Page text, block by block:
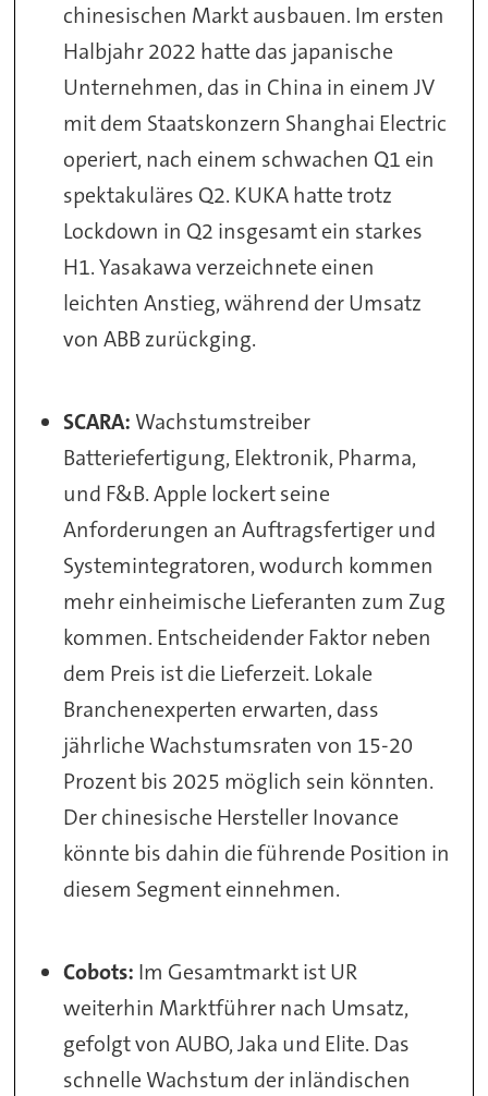
chinesischen Markt ausbauen. Im ersten
Halbjahr 2022 hatte das japanische
Unternehmen, das in China in einem JV
mit dem Staatskonzern Shanghai Electric
operiert, nach einem schwachen Q1 ein
spektakuläres Q2. KUKA hatte trotz
Lockdown in Q2 insgesamt ein starkes
H1. Yasakawa verzeichnete einen
leichten Anstieg, während der Umsatz
von ABB zurückging.
SCARA:Wachstumstreiber
Batteriefertigung, Elektronik, Pharma,
und F&B. Apple lockert seine
Anforderungen an Auftragsfertiger und
Systemintegratoren, wodurch kommen
mehr einheimische Lieferanten zum Zug
kommen. Entscheidender Faktor neben
dem Preis ist die Lieferzeit. Lokale
Branchenexperten erwarten, dass
jährliche Wachstumsraten von 15-20
Prozent bis 2025 möglich sein könnten.
Der chinesische Hersteller Inovance
könnte bis dahin die führende Position in
diesem Segment einnehmen.
Cobots: Im Gesamtmarkt ist UR
weiterhin Marktführer nach Umsatz,
gefolgt von AUBO, Jaka und Elite. Das
schnelle Wachstum der inländischen